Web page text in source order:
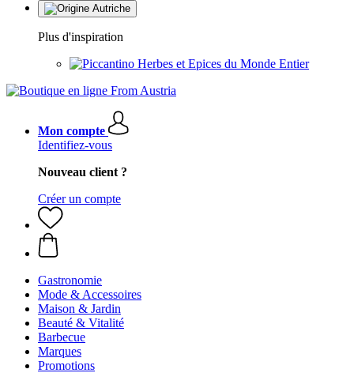
Plus d'inspiration
Herbes et Epices du Monde Entier
Mon compte
Identifiez-vous
Nouveau client ?
Créer un compte
Gastronomie
Mode & Accessoires
Maison & Jardin
Beauté & Vitalité
Barbecue
Marques
Promotions